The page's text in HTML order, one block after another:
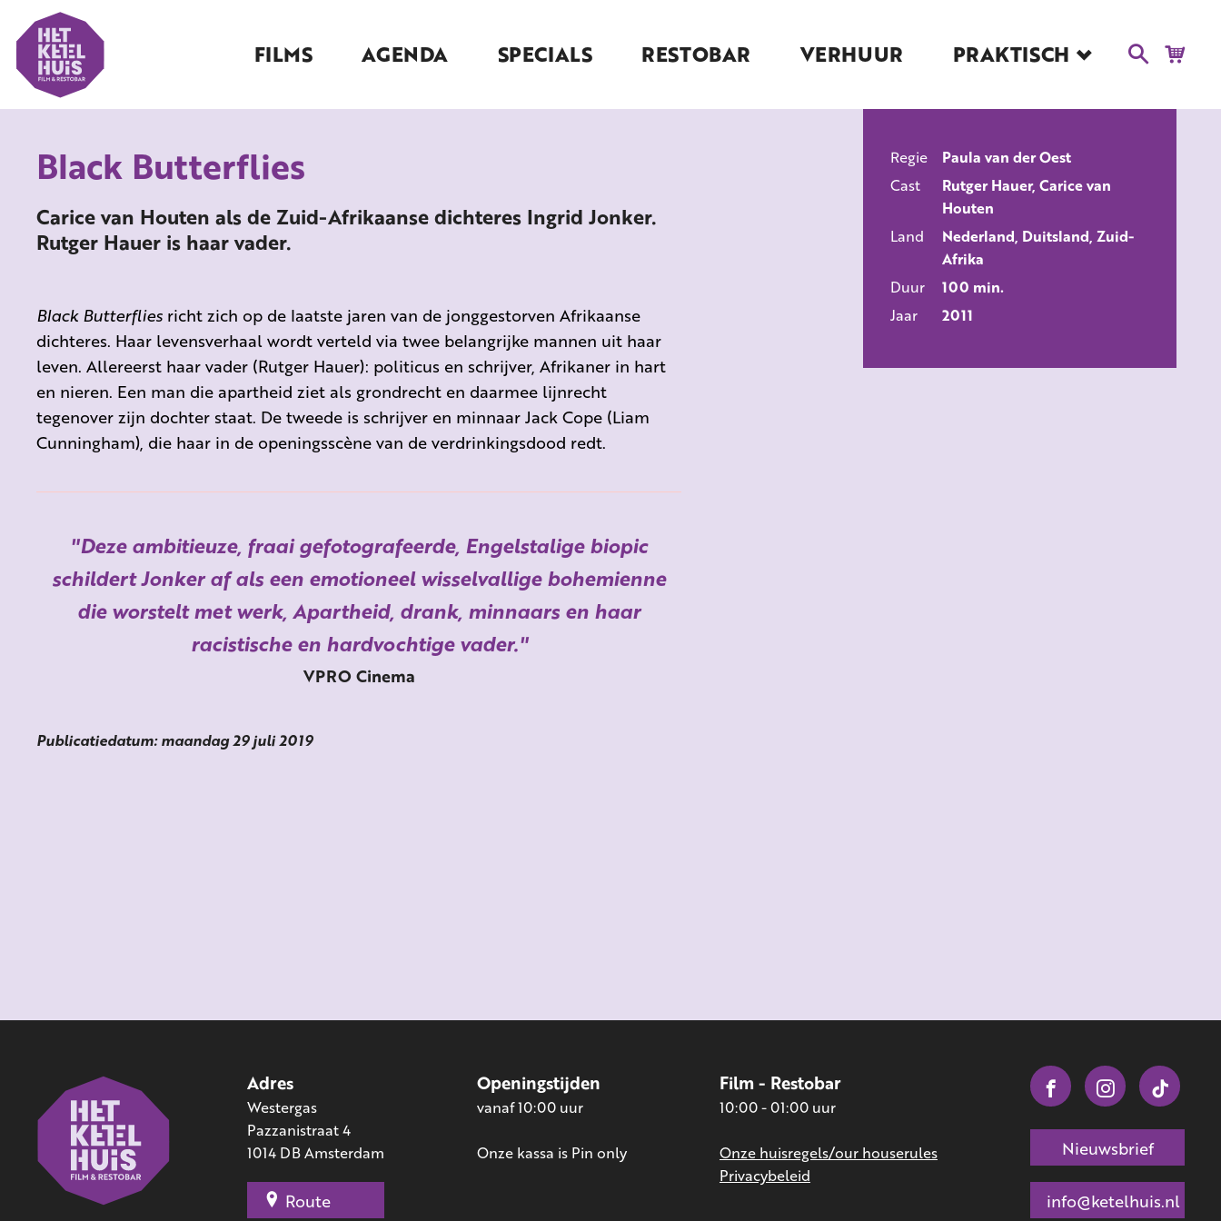
FILMS AGENDA SPECIALS RESTOBAR VERHUUR PRAKTISCH
Blog
Educatie
Kaartverkoop en
Tarieven
Over Het Ketelhuis
Vacatures
Black Butterflies
Carice van Houten als de Zuid-Afrikaanse dichteres Ingrid Jonker.
Rutger Hauer is haar vader.
Black Butterflies richt zich op de laatste jaren van de jonggestorven Afrikaanse
dichteres. Haar levensverhaal wordt verteld via twee belangrijke mannen uit haar
leven. Allereerst haar vader (Rutger Hauer): politicus en schrijver, Afrikaner in hart
en nieren. Een man die apartheid ziet als grondrecht en daarmee lijnrecht
tegenover zijn dochter staat. De tweede is schrijver en minnaar Jack Cope (Liam
Cunningham), die haar in de openingsscène van de verdrinkingsdood redt.
Deze ambitieuze, fraai gefotografeerde, Engelstalige biopic
schildert Jonker af als een emotioneel wisselvallige bohemienne
die worstelt met werk, Apartheid, drank, minnaars en haar
racistische en hardvochtige vader.
VPRO Cinema
Publicatiedatum: maandag 29 juli 2019
ALLE FILMS
Regie
Paula van der Oest
Cast
Rutger Hauer, Carice van
Houten
Land
Nederland, Duitsland, Zuid-
Afrika
Duur
100 min.
Jaar
2011
Adres
Westergas
Pazzanistraat 4
1014 DB Amsterdam
Route
Openingstijden
vanaf 10:00 uur
Onze kassa is Pin only
Film - Restobar
10:00 - 01:00 uur
Onze huisregels/our houserules
Privacybeleid
Nieuwsbrief
info@ketelhuis.nl